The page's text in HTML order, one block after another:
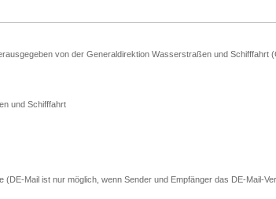
von der Generaldirektion Wasserstraßen und Schifffahrt
und Schifffahrt
(DE-Mail ist nur möglich, wenn Sender und Empfänger das DE-Mail-